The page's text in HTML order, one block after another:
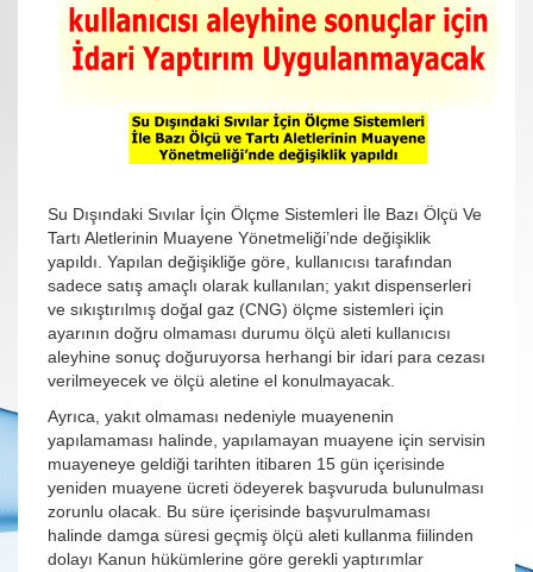
Su Dışındaki Sıvılar İçin Ölçme Sistemleri İle Bazı Ölçü Ve
Tartı Aletlerinin Muayene Yönetmeliği’nde değişiklik
yapıldı. Yapılan değişikliğe göre, kullanıcısı tarafından
sadece satış amaçlı olarak kullanılan; yakıt dispenserleri
ve sıkıştırılmış doğal gaz (CNG) ölçme sistemleri için
ayarının doğru olmaması durumu ölçü aleti kullanıcısı
aleyhine sonuç doğuruyorsa herhangi bir idari para cezası
verilmeyecek ve ölçü aletine el konulmayacak.
Ayrıca, yakıt olmaması nedeniyle muayenenin
yapılamaması halinde, yapılamayan muayene için servisin
muayeneye geldiği tarihten itibaren 15 gün içerisinde
yeniden muayene ücreti ödeyerek başvuruda bulunulması
zorunlu olacak. Bu süre içerisinde başvurulmaması
halinde damga süresi geçmiş ölçü aleti kullanma fiilinden
dolayı Kanun hükümlerine göre gerekli yaptırımlar